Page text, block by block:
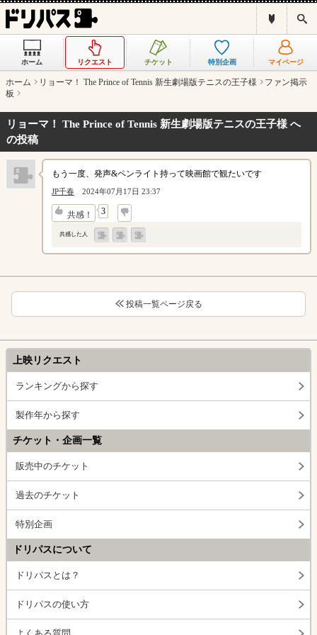
ス
は
？
ホーム リクエスト チケット 特別企画 マイページ
ホーム リョーマ！ The Prince of Tennis 新生劇場版テニスの王子様
ファン掲示
板
リョーマ！ The Prince of Tennis 新生劇場版テニスの王子様 へ
の投稿
もう一度、発声&ペンライト持って映画館で観たいです
JP千春 2024年07月17日 23:37
共感！ 3
↓
共感した人
投稿一覧ページ戻る
上映リクエスト
ランキングから探す
製作年から探す
チケット・企画一覧
販売中のチケット
過去のチケット
特別企画
ドリパスについて
ドリパスとは？
ドリパスの使い方